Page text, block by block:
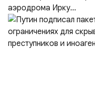
аэродрома Ирку...